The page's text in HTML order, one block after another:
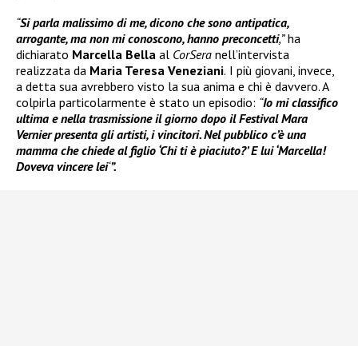
“Si parla malissimo di me, dicono che sono antipatica,
arrogante, ma non mi conoscono, hanno preconcetti,”ha
dichiarato Marcella Bella al CorSera nell’intervista
realizzata da Maria Teresa Veneziani. I più giovani, invece,
a detta sua avrebbero visto la sua anima e chi è davvero. A
colpirla particolarmente è stato un episodio: “Io mi classifico
ultima e nella trasmissione il giorno dopo il Festival Mara
Vernier presenta gli artisti, i vincitori. Nel pubblico c’è una
mamma che chiede al figlio ‘Chi ti è piaciuto?’ E lui ‘Marcella!
Doveva vincere lei‘”.